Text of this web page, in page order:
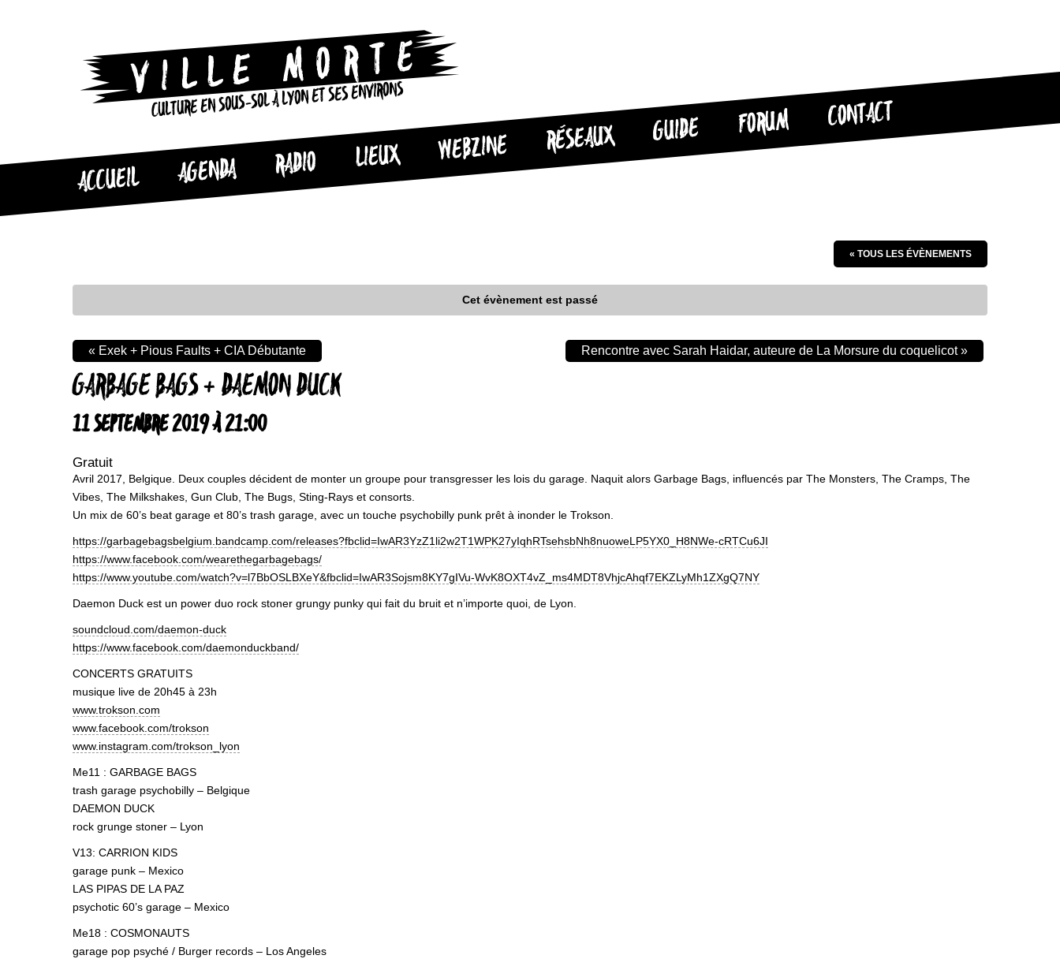
CULTURE EN SOUS-SOL À LYON ET SES ENVIRONS
ACCUEIL AGENDA RADIO LIEUX WEBZINE RÉSEAUX GUIDE FORUM CONTACT
« TOUS LES ÉVÈNEMENTS
Cet évènement est passé
GARBAGE BAGS + DAEMON DUCK
11 SEPTEMBRE 2019 À 21:00
Gratuit
« Exek + Pious Faults + CIA Débutante Rencontre avec Sarah Haidar, auteure de La Morsure du coquelicot»
Avril 2017, Belgique. Deux couples décident de monter un groupe pour transgresser les lois du garage. Naquit alors Garbage Bags, influencés par The Monsters, The Cramps, The
Vibes, The Milkshakes, Gun Club, The Bugs, Sting-Rays et consorts.
Un mix de 60’s beat garage et 80’s trash garage, avec un touche psychobilly punk prêt à inonder le Trokson.
https://garbagebagsbelgium.bandcamp.com/releases?fbclid=IwAR3YzZ1li2w2T1WPK27yIqhRTsehsbNh8nuoweLP5YX0_H8NWe-cRTCu6JI
https://www.facebook.com/wearethegarbagebags/
https://www.youtube.com/watch?v=l7BbOSLBXeY&fbclid=IwAR3Sojsm8KY7gIVu-WvK8OXT4vZ_ms4MDT8VhjcAhqf7EKZLyMh1ZXgQ7NY
Daemon Duck est un power duo rock stoner grungy punky qui fait du bruit et n’importe quoi, de Lyon.
soundcloud.com/daemon-duck
https://www.facebook.com/daemonduckband/
CONCERTS GRATUITS
musique live de 20h45 à 23h
www.trokson.com
www.facebook.com/trokson
www.instagram.com/trokson_lyon
Me11 : GARBAGE BAGS
trash garage psychobilly – Belgique
DAEMON DUCK
rock grunge stoner – Lyon
V13: CARRION KIDS
garage punk – Mexico
LAS PIPAS DE LA PAZ
psychotic 60’s garage – Mexico
Me18 : COSMONAUTS
garage pop psyché / Burger records – Los Angeles